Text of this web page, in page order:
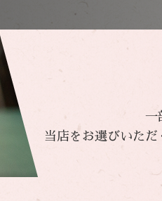
一
当店をお選びいた